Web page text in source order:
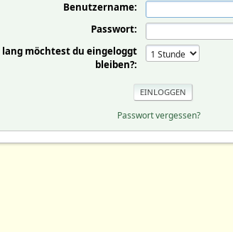
Benutzername:
Passwort:
lang möchtest du eingeloggt
bleiben?:
Passwort vergessen?